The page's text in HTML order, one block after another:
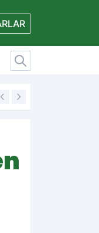
19:11 Amedspor'dan